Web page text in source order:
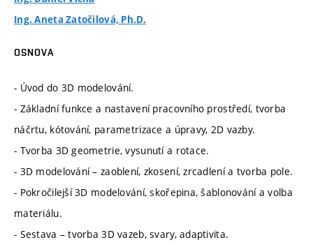
Ing. Aneta Zatočilová, Ph.D.
OSNOVA
- Úvod do 3D modelování.
- Základní funkce a nastavení pracovního prostředí, tvorba
náčrtu, kótování, parametrizace a úpravy, 2D vazby.
- Tvorba 3D geometrie, vysunutí a rotace.
- 3D modelování – zaoblení, zkosení, zrcadlení a tvorba pole.
- Pokročilejší 3D modelování, skořepina, šablonování a volba
materiálu.
- Sestava – tvorba 3D vazeb, svary, adaptivita.